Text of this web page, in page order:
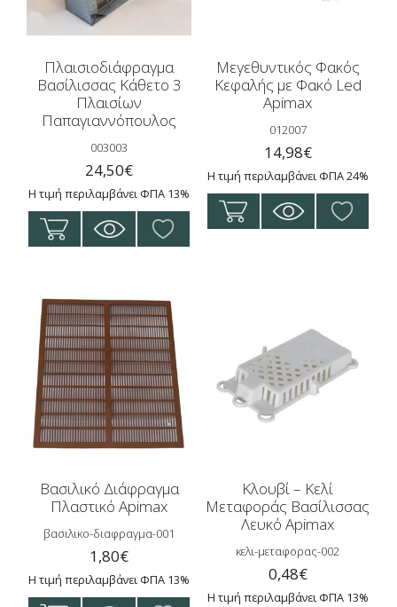
Πλαισιοδιάφραγμα
Βασίλισσας Κάθετο 3
Πλαισίων
Παπαγιαννόπουλος
003003
24,50€
Η τιμή περιλαμβάνει ΦΠΑ 13%
Μεγεθυντικός Φακός
Κεφαλής με Φακό Led
Apimax
012007
14,98€
Η τιμή περιλαμβάνει ΦΠΑ 24%
Βασιλικό Διάφραγμα
Πλαστικό Apimax
βασιλικο-διαφραγμα-001
1,80€
Η τιμή περιλαμβάνει ΦΠΑ 13%
Κλουβί – Κελί
Μεταφοράς Βασίλισσας
Λευκό Apimax
κελι-μεταφορας-002
0,48€
Η τιμή περιλαμβάνει ΦΠΑ 13%